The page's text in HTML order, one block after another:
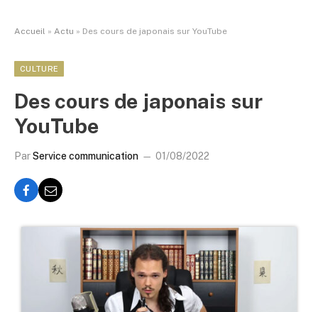
Accueil » Actu » Des cours de japonais sur YouTube
CULTURE
Des cours de japonais sur
YouTube
ParService communication 01/08/2022